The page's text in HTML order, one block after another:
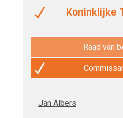
Koninklijke
Raad van
Jan Albers